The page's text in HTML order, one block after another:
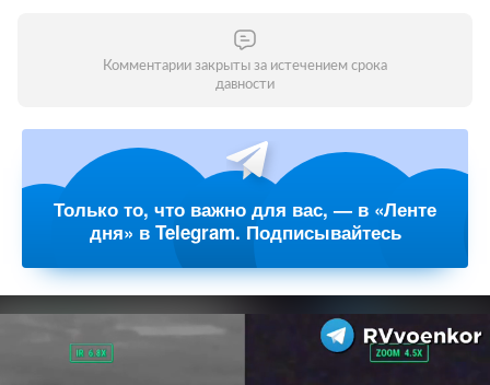
Комментарии закрыты за истечением срока
давности
Только то, что важно для вас, — в «Ленте
дня» в Telegram. Подписывайтесь